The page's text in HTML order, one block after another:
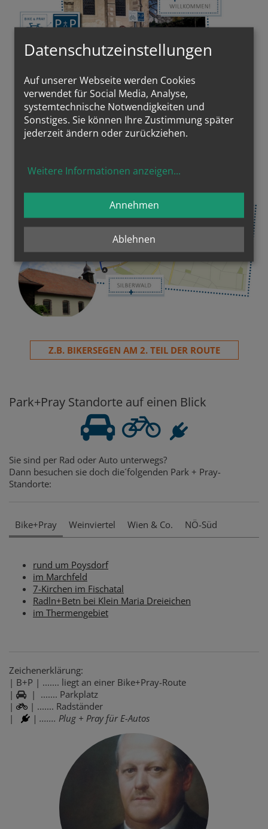
Z.B. BIKERSEGEN AM 2. TEIL DER ROUTE
Park+Pray Standorte auf einen Blick
Sie sind per Rad oder Auto unterwegs?
Dann besuchen sie doch die´folgenden Park + Pray-
Standorte:
Bike+Pray Weinviertel Wien & Co. NÖ-Süd
rund um Poysdorf
im Marchfeld
7-Kirchen im Fischatal
Radln+Betn bei Klein Maria Dreieichen
im Thermengebiet
Zeichenerklärung:
| B+P | ....... liegt an einer Bike+Pray-Route
|
| ....... Parkplatz
|
| ....... Radständer
|
| ....... Plug + Pray für E-Autos
Datenschutzeinstellungen
Auf unserer Webseite werden Cookies
verwendet für Social Media, Analyse,
systemtechnische Notwendigkeiten und
Sonstiges. Sie können Ihre Zustimmung später
jederzeit ändern oder zurückziehen.
Weitere Informationen anzeigen...
Ablehnen
Annehmen